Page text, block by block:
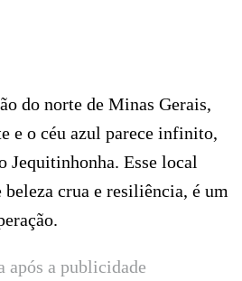
do norte de Minas Gerais,
e o céu azul parece infinito,
Jequitinhonha. Esse local
crua e resiliência, é um
após a publicidade